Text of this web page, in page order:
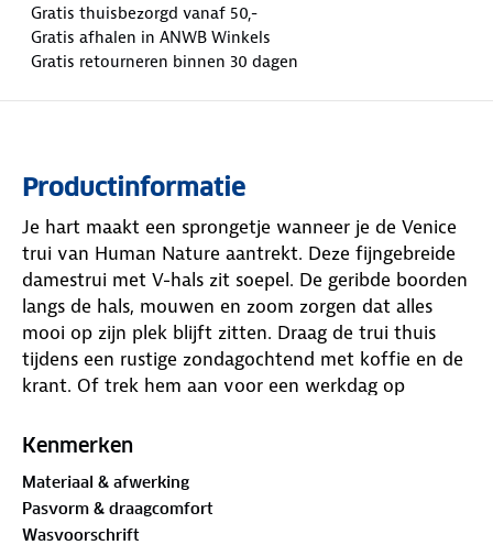
Gratis thuisbezorgd vanaf 50,-
Gratis afhalen in ANWB Winkels
Gratis retourneren binnen 30 dagen
Productinformatie
Je hart maakt een sprongetje wanneer je de Venice
trui van Human Nature aantrekt. Deze fijngebreide
damestrui met V-hals zit soepel. De geribde boorden
langs de hals, mouwen en zoom zorgen dat alles
mooi op zijn plek blijft zitten. Draag de trui thuis
tijdens een rustige zondagochtend met koffie en de
krant. Of trek hem aan voor een werkdag op
avondwandeling door de buurt. De verzorgde
met een blouse eronder of draag hem solo, beide
manieren werken goed.
Kenmerken
Materiaal & afwerking
Pasvorm & draagcomfort
Wasvoorschrift